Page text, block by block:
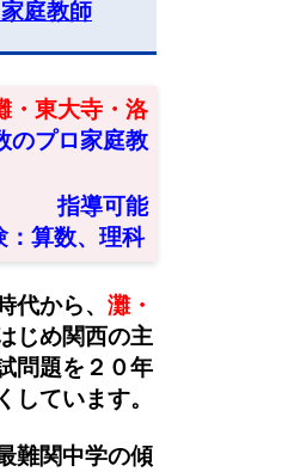
庭教師
・東大寺・洛
のプロ家庭教
性指導可能
算数、理科
代から、 灘・
じめ関西の主
問題を２０年
しています。
難関中学の傾